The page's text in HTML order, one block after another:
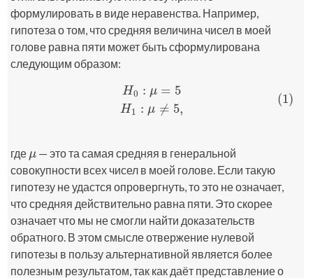
формулировать в виде неравенства. Например,
гипотеза о том, что средняя величина чисел в моей
голове равна пяти может быть сформулирована
следующим образом:
H0 : μ = 5
H1 : μ ≠ 5,
(1)
0: =5
где μ
μ — это та самая средняя в генеральной
совокупности всех чисел в моей голове. Если такую
гипотезу не удастся опровергнуть, то это не означает,
что средняя действительно равна пяти. Это скорее
означает что мы не смогли найти доказательств
обратного. В этом смысле отвержение нулевой
гипотезы в пользу альтернативной является более
полезным результатом, так как даёт представление о